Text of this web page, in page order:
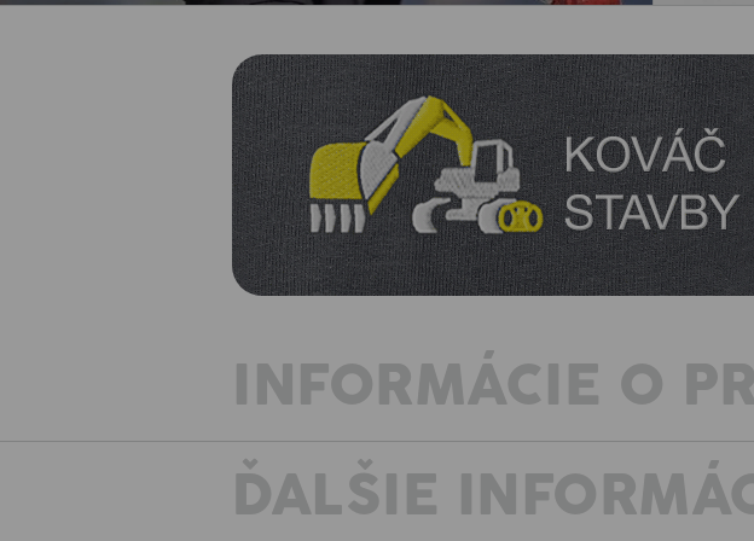
INFORMÁCIE O
ĎALŠIE